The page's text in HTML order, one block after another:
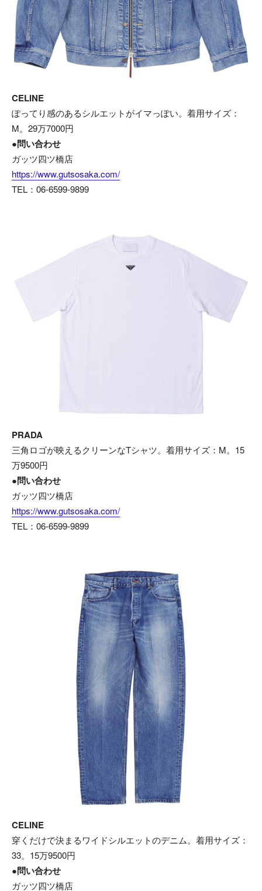
CELINE
ぽってり感のあるシルエットがイマっぽい。着用サイズ：
M。29万7000円
●問い合わせ
ガッツ四ツ橋店
https://www.gutsosaka.com/
TEL：06-6599-9899
PRADA
三角ロゴが映えるクリーンなTシャツ。着用サイズ：M。15
万9500円
●問い合わせ
ガッツ四ツ橋店
https://www.gutsosaka.com/
TEL：06-6599-9899
CELINE
穿くだけで決まるワイドシルエットのデニム。着用サイズ：
33。15万9500円
●問い合わせ
ガッツ四ツ橋店